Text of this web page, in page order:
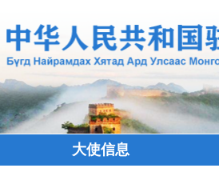
大使信息